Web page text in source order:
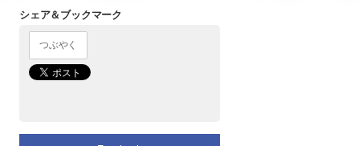
シェア＆ブックマーク